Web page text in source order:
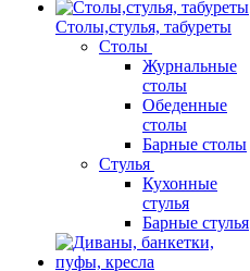
Столы,стулья, табуреты
Столы
Журнальные
столы
Обеденные
столы
Барные столы
Стулья
Кухонные
стулья
Барные стулья